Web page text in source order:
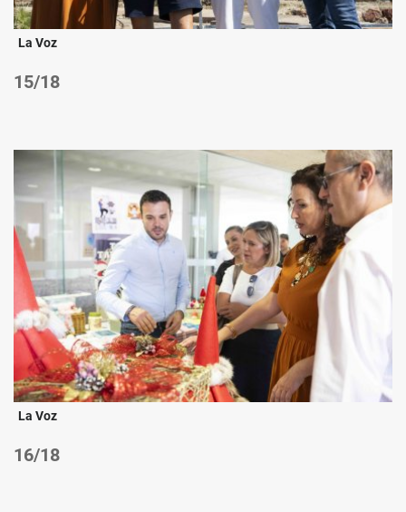
La Voz
/18
La Voz
/18